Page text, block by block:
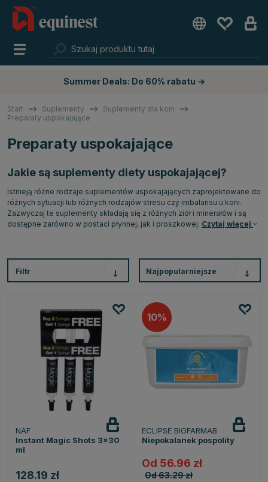
Summer Deals: Do 60% rabatu →
Start Suplementy
Suplementy dla koni
Preparaty uspokajające
Preparaty uspokajające
Jakie są suplementy diety uspokajającej?
Istnieją różne rodzaje suplementów uspokajających zaprojektowane do
różnych sytuacji lub różnych rodzajów stresu czy imbalansu u koni.
Zazwyczaj te suplementy składają się z różnych ziół i minerałów i są
dostępne zarówno w postaci płynnej, jak i proszkowej. Czytaj więcej
Filtr Najpopularniejsze
NAF
Instant Magic Shots 3x30
ml
128.19 zł
10
ECLIPSE BIOFARMAB
Niepokalanek pospolity
Od 56.96 zł
Od 63.29 zł